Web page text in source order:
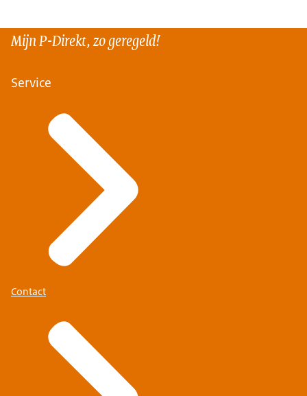
Mijn P-Direkt, zo geregeld!
Service
Contact